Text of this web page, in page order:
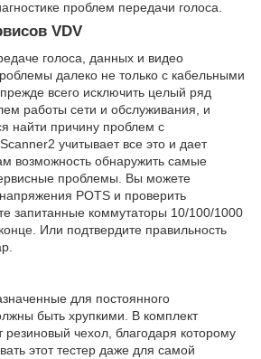
проблем передачи голоса.
VDV
голоса, данных и видео
далеко не только с кабельными
всего исключить целый ряд
работы сети и обслуживания, и
найти причину проблем с
учитывает все это и дает
возможность обнаружить самые
проблемы. Вы можете
POTS и проверить
запитанные коммутаторы 10/100/1000
Или подтвердите правильность
для постоянного
быть хрупкими. В комплект
резиновый чехол, благодаря которому
этот тестер даже для самой